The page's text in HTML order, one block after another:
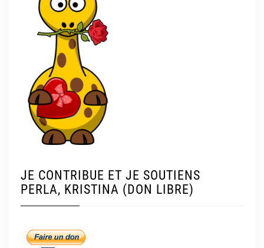
JE CONTRIBUE ET JE SOUTIENS
PERLA, KRISTINA (DON LIBRE)